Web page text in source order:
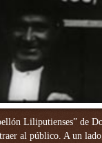
Liliputienses” de
al público. A un